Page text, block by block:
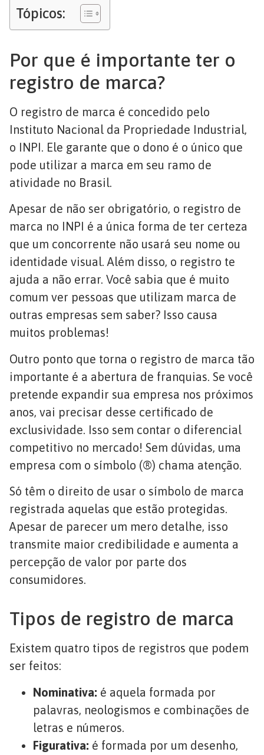
Tópicos:
Por que é importante ter o
registro de marca?
O registro de marca é concedido pelo
Instituto Nacional da Propriedade Industrial,
o INPI. Ele garante que o dono é o único que
pode utilizar a marca em seu ramo de
atividade no Brasil.
Apesar de não ser obrigatório, o registro de
marca no INPI é a única forma de ter certeza
que um concorrente não usará seu nome ou
identidade visual. Além disso, o registro te
ajuda a não errar. Você sabia que é muito
comum ver pessoas que utilizam marca de
outras empresas sem saber? Isso causa
muitos problemas!
Outro ponto que torna o registro de marca tão
importante é a abertura de franquias. Se você
pretende expandir sua empresa nos próximos
anos, vai precisar desse certificado de
exclusividade. Isso sem contar o diferencial
competitivo no mercado! Sem dúvidas, uma
empresa com o símbolo (®) chama atenção.
Só têm o direito de usar o símbolo de marca
registrada aquelas que estão protegidas.
Apesar de parecer um mero detalhe, isso
transmite maior credibilidade e aumenta a
percepção de valor por parte dos
consumidores.
Tipos de registro de marca
Existem quatro tipos de registros que podem
ser feitos:
Nominativa: é aquela formada por
palavras, neologismos e combinações de
letras e números.
Figurativa: é formada por um desenho,